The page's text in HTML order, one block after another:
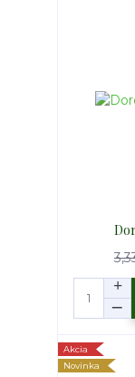
Akcia
Novinka